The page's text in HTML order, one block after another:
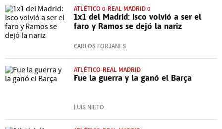
ATLÉTICO 0-REAL MADRID 0
1x1 del Madrid: Isco volvió a ser el
faro y Ramos se dejó la nariz
CARLOS FORJANES
ATLÉTICO-REAL MADRID
Fue la guerra y la ganó el Barça
LUIS NIETO